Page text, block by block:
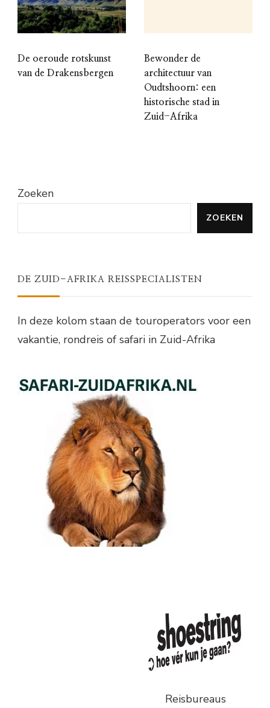
De oeroude rotskunst
van de Drakensbergen
Bewonder de
architectuur van
Oudtshoorn: een
historische stad in
Zuid-Afrika
Zoeken
ZOEKEN
DE ZUID-AFRIKA REISSPECIALISTEN
In deze kolom staan de touroperators voor een
vakantie, rondreis of safari in Zuid-Afrika
Reisbureaus